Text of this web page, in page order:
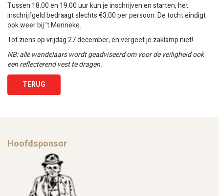
Tussen 18.00 en 19.00 uur kun je inschrijven en starten, het
inschrijfgeld bedraagt slechts €3,00 per persoon. De tocht eindigt
ook weer bij ’t Menneke.
Tot ziens op vrijdag 27 december, en vergeet je zaklamp niet!
NB: alle wandelaars wordt geadviseerd om voor de veiligheid ook
een reflecterend vest te dragen.
TERUG
Hoofdsponsor